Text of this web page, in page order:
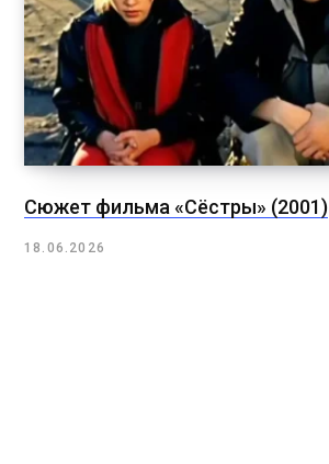
Сюжет фильма «Сёстры» (2001)
18.06.2026